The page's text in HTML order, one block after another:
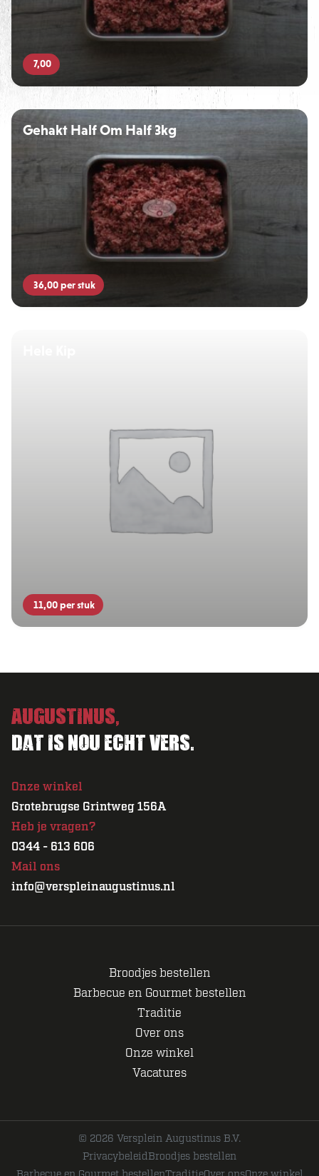
7,00
Gehakt Half Om Half 3kg
36,00per stuk
11,00per stuk
Augustinus,
Dat is nou echt vers.
Onze winkel
Grotebrugse Grintweg 156A
Heb je vragen?
0344 - 613 606
Mail ons
info@verspleinaugustinus.nl
Broodjes bestellen
Barbecue en Gourmet bestellen
Traditie
Over ons
Onze winkel
Vacatures
© 2026 Versplein Augustinus B.V.
PrivacybeleidBroodjes bestellen